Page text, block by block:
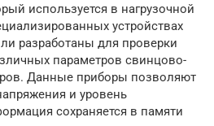
используется в нагрузочной
устройствах
разработаны для проверки
параметров свинцово-
Данные приборы позволяют
и уровень
сохраняется в памяти